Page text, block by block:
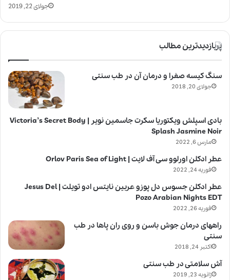
جولای 22, 2019
پربازدیدترین مطالب
سنگ کیسه صفرا و درمان آن در طب سنتی
جولای 20, 2018
بادی اسپلش ویکتوریا سکرت جاسمین نویر | Victoria’s Secret Body
Splash Jasmine Noir
مارس 6, 2022
عطر ادکلن اورلوو سی آف لایت | Orlov Paris Sea of Light
فوریه 24, 2022
عطر ادکلن جسوس دل پوزو عربین نایتس ادو تویلت | Jesus Del
Pozo Arabian Nights EDT
فوریه 26, 2022
راههای درمان جوش باسن و روی ران پاها در طب
سنتی
اکتبر 24, 2018
آش سلامتی در طب سنتی
ژانویه 23, 2019